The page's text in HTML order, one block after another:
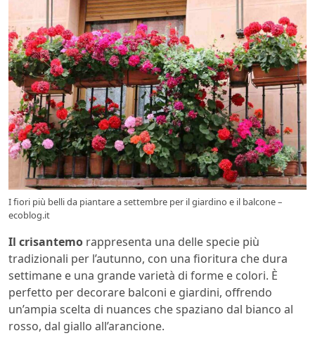
I fiori più belli da piantare a settembre per il giardino e il balcone –
ecoblog.it
Il crisantemo rappresenta una delle specie più
tradizionali per l’autunno, con una fioritura che dura
settimane e una grande varietà di forme e colori. È
perfetto per decorare balconi e giardini, offrendo
un’ampia scelta di nuances che spaziano dal bianco al
rosso, dal giallo all’arancione.